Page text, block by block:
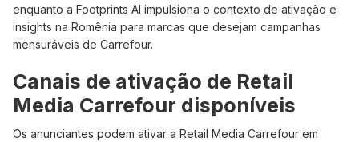
enquanto a Footprints AI impulsiona o contexto de ativação e
insights na Romênia para marcas que desejam campanhas
mensuráveis de Carrefour.
Canais de ativação de Retail
Media Carrefour disponíveis
Os anunciantes podem ativar a Retail Media Carrefour em